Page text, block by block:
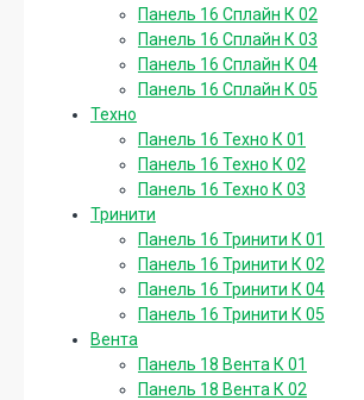
Панель 16 Сплайн К 02
Панель 16 Сплайн К 03
Панель 16 Сплайн К 04
Панель 16 Сплайн К 05
Техно
Панель 16 Техно К 01
Панель 16 Техно К 02
Панель 16 Техно К 03
Тринити
Панель 16 Тринити К 01
Панель 16 Тринити К 02
Панель 16 Тринити К 04
Панель 16 Тринити К 05
Вента
Панель 18 Вента К 01
Панель 18 Вента К 02